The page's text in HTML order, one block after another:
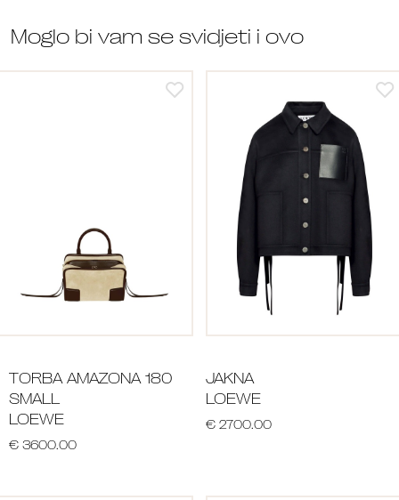
Moglo bi vam se svidjeti i ovo
TORBA AMAZONA 180
SMALL
LOEWE
€ 3600.00
JAKNA
LOEWE
€ 2700.00